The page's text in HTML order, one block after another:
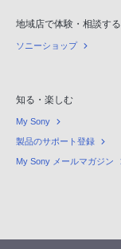
地域店で体験・相談する
ソニーショップ
知る・楽しむ
My Sony
製品のサポート登録
My Sony メールマガジン